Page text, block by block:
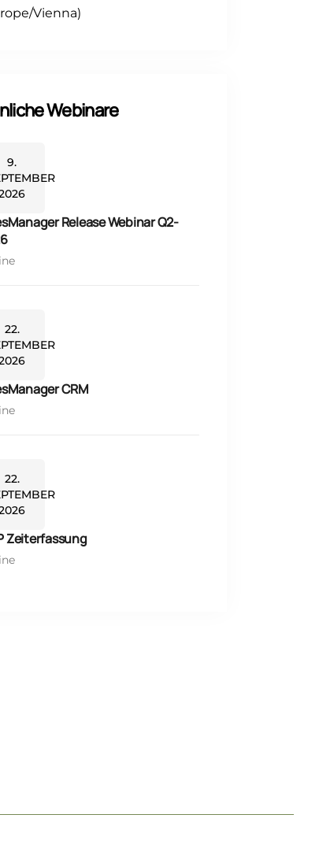
Vienna)
Webinare
9.
Release Webinar Q2-
22.
CRM
22.
Zeiterfassung